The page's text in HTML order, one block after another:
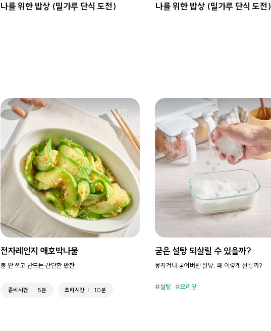
나를 위한 밥상 (밀가루 단식 도전) 나를 위한 밥상 (밀가루 단식 도전)
전자레인지 애호박나물
불 안 쓰고 만드는 간단한 반찬
준비시간 5분 조리시간 10분
굳은 설탕 되살릴 수 있을까?
뭉치거나 굳어버린 설탕, 왜 이렇게 된걸까?
설탕 요리당